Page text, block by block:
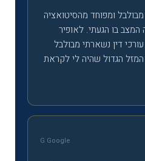
ומפוחד מהסיטואציה
המצב בו הגעתי. לאופיר
דין נשארתי מבולבל
המזל הגדול שהיה לי לקראת
G Google